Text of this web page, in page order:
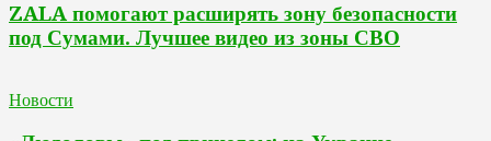
ZALA помогают расширять зону безопасности
под Сумами. Лучшее видео из зоны СВО
Новости